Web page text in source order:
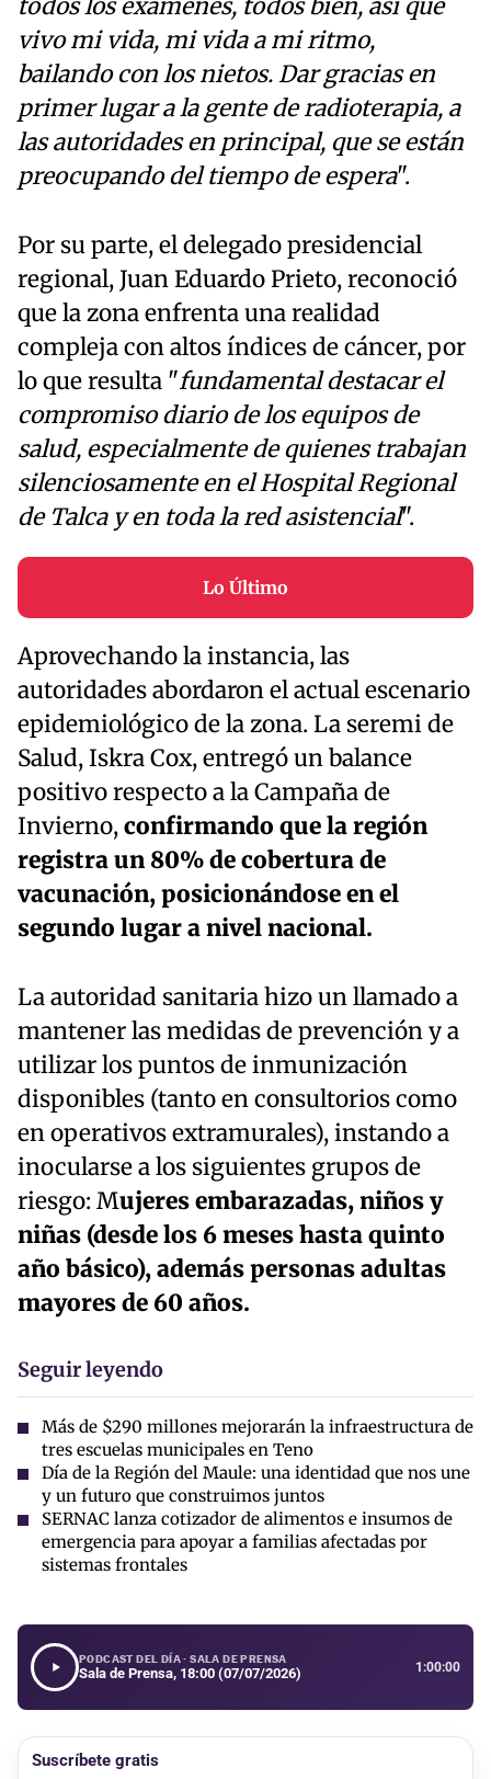
todos los exámenes, todos bien, así que
vivo mi vida, mi vida a mi ritmo,
bailando con los nietos. Dar gracias en
primer lugar a la gente de radioterapia, a
las autoridades en principal, que se están
preocupando del tiempo de espera".
Por su parte, el delegado presidencial
regional, Juan Eduardo Prieto, reconoció
que la zona enfrenta una realidad
compleja con altos índices de cáncer, por
lo que resulta "fundamental destacar el
compromiso diario de los equipos de
salud, especialmente de quienes trabajan
silenciosamente en el Hospital Regional
de Talca y en toda la red asistencial".
Lo Último
Aprovechando la instancia, las
autoridades abordaron el actual escenario
epidemiológico de la zona. La seremi de
Salud, Iskra Cox, entregó un balance
positivo respecto a la Campaña de
Invierno,confirmando que la región
registra un 80% de cobertura de
vacunación, posicionándose en el
segundo lugar a nivel nacional.
La autoridad sanitaria hizo un llamado a
mantener las medidas de prevención y a
utilizar los puntos de inmunización
disponibles (tanto en consultorios como
en operativos extramurales), instando a
inocularse a los siguientes grupos de
riesgo: Mujeres embarazadas, niños y
niñas (desde los 6 meses hasta quinto
año básico), además personas adultas
mayores de 60 años.
Seguir leyendo
Más de $290 millones mejorarán la infraestructura de
tres escuelas municipales en Teno
Día de la Región del Maule: una identidad que nos une
y un futuro que construimos juntos
SERNAC lanza cotizador de alimentos e insumos de
emergencia para apoyar a familias afectadas por
sistemas frontales
PODCAST DEL DÍA · SALA DE PRENSA
Sala de Prensa, 18:00 (07/07/2026) 1:00:00
Suscríbete gratis